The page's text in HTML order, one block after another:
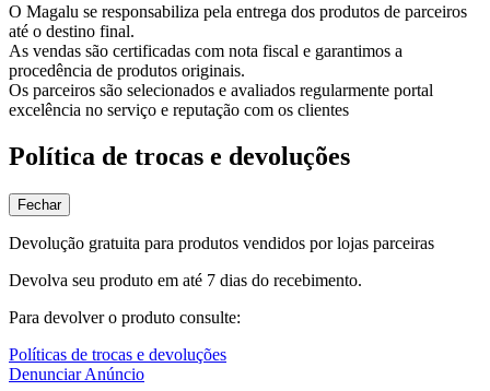
O Magalu se responsabiliza pela entrega dos produtos de parceiros
até o destino final.
As vendas são certificadas com nota fiscal e garantimos a
procedência de produtos originais.
Os parceiros são selecionados e avaliados regularmente portal
excelência no serviço e reputação com os clientes
Política de trocas e devoluções
Fechar
Devolução gratuita para produtos vendidos por lojas parceiras
Devolva seu produto em até 7 dias do recebimento.
Para devolver o produto consulte:
Políticas de trocas e devoluções
Denunciar Anúncio